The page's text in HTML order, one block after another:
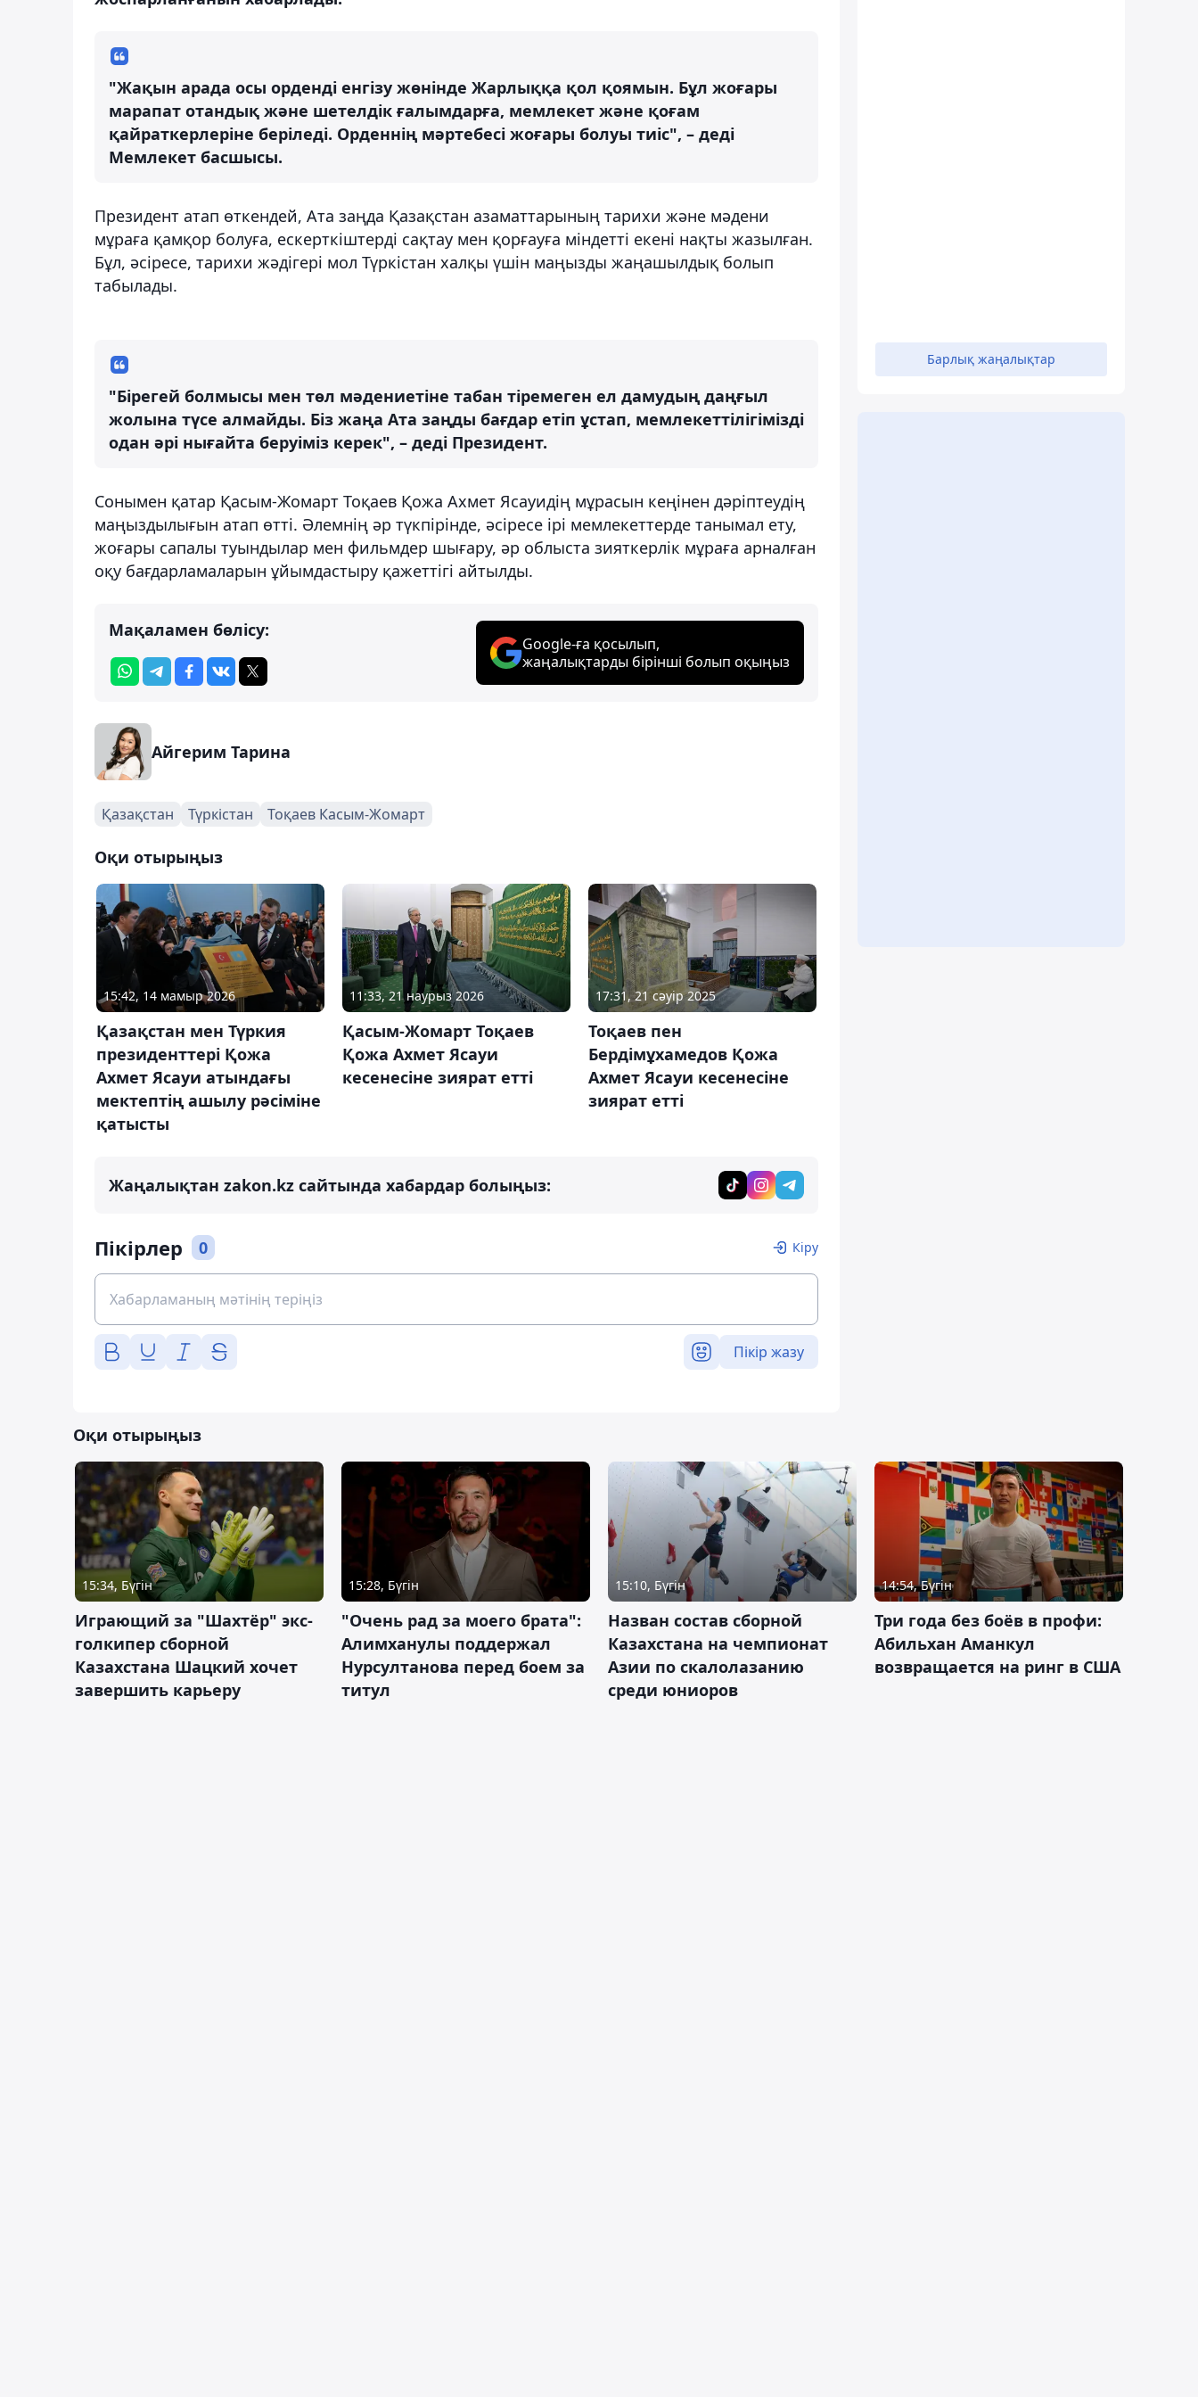
"Жақын арада осы орденді енгізу жөнінде Жарлыққа қол қоямын. Бұл жоғары
марапат отандық және шетелдік ғалымдарға, мемлекет және қоғам
қайраткерлеріне беріледі. Орденнің мәртебесі жоғары болуы тиіс", – деді
Мемлекет басшысы.
Президент атап өткендей, Ата заңда Қазақстан азаматтарының тарихи және мәдени
мұраға қамқор болуға, ескерткіштерді сақтау мен қорғауға міндетті екені нақты жазылған.
Бұл, әсіресе, тарихи жәдігері мол Түркістан халқы үшін маңызды жаңашылдық болып
табылады.
"Бірегей болмысы мен төл мәдениетіне табан тіремеген ел дамудың даңғыл
жолына түсе алмайды. Біз жаңа Ата заңды бағдар етіп ұстап, мемлекеттілігімізді
одан әрі нығайта беруіміз керек", – деді Президент.
Сонымен қатар Қасым-Жомарт Тоқаев Қожа Ахмет Ясауидің мұрасын кеңінен дәріптеудің
маңыздылығын атап өтті. Әлемнің әр түкпірінде, әсіресе ірі мемлекеттерде танымал ету,
жоғары сапалы туындылар мен фильмдер шығару, әр облыста зияткерлік мұраға арналған
оқу бағдарламаларын ұйымдастыру қажеттігі айтылды.
Мақаламен бөлісу:
Google-ға қосылып,
жаңалықтарды бірінші болып оқыңыз
Айгерим Тарина
Қазақстан Түркістан Тоқаев Касым-Жомарт
Оқи отырыңыз
15:42, 14 мамыр 2026
Қазақстан мен Түркия
президенттері Қожа
Ахмет Ясауи атындағы
мектептің ашылу рәсіміне
қатысты
11:33, 21 наурыз 2026
Қасым-Жомарт Тоқаев
Қожа Ахмет Ясауи
кесенесіне зиярат етті
17:31, 21 сәуір 2025
Тоқаев пен
Бердімұхамедов Қожа
Ахмет Ясауи кесенесіне
зиярат етті
Жаңалықтан zakon.kz сайтында хабардар болыңыз:
Пікірлер 0 Кіру
Пікір жазу
Барлық жаңалықтар
Оқи отырыңыз
15:34, Бүгін
Играющий за "Шахтёр" экс-
голкипер сборной
Казахстана Шацкий хочет
завершить карьеру
15:28, Бүгін
"Очень рад за моего брата":
Алимханулы поддержал
Нурсултанова перед боем за
титул
15:10, Бүгін
Назван состав сборной
Казахстана на чемпионат
Азии по скалолазанию
среди юниоров
14:54, Бүгін
Три года без боёв в профи:
Абильхан Аманкул
возвращается на ринг в США